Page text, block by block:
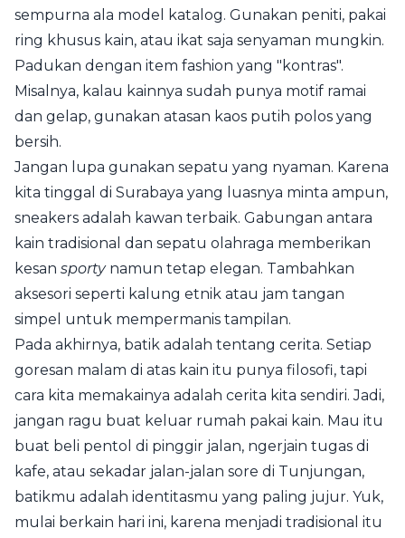
sempurna ala model katalog. Gunakan peniti, pakai
ring khusus kain, atau ikat saja senyaman mungkin.
Padukan dengan item fashion yang "kontras".
Misalnya, kalau kainnya sudah punya motif ramai
dan gelap, gunakan atasan kaos putih polos yang
bersih.
Jangan lupa gunakan sepatu yang nyaman. Karena
kita tinggal di Surabaya yang luasnya minta ampun,
sneakers adalah kawan terbaik. Gabungan antara
kain tradisional dan sepatu olahraga memberikan
kesan sportynamun tetap elegan. Tambahkan
aksesori seperti kalung etnik atau jam tangan
simpel untuk mempermanis tampilan.
Pada akhirnya, batik adalah tentang cerita. Setiap
goresan malam di atas kain itu punya filosofi, tapi
cara kita memakainya adalah cerita kita sendiri. Jadi,
jangan ragu buat keluar rumah pakai kain. Mau itu
buat beli pentol di pinggir jalan, ngerjain tugas di
kafe, atau sekadar jalan-jalan sore di Tunjungan,
batikmu adalah identitasmu yang paling jujur. Yuk,
mulai berkain hari ini, karena menjadi tradisional itu